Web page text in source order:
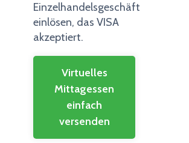
Einzelhandelsgeschäft
einlösen, das VISA
akzeptiert.
Virtuelles
Mittagessen
einfach
versenden